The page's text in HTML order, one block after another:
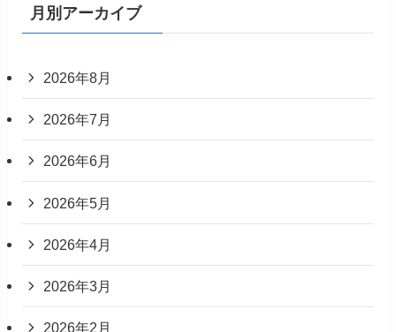
月別アーカイブ
2026年8月
2026年7月
2026年6月
2026年5月
2026年4月
2026年3月
2026年2月